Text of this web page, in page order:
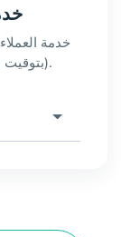
(بتوقيت شرق الولايات المتحدة) عبر المكالمات.